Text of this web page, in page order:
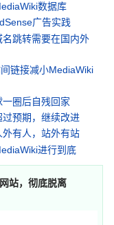
数据库
广告实践
名跳转需要在国内外
链接减小MediaWiki
圈后自残回家
预期，继续改进
外有人，站外有站
进行到底
站，彻底脱离